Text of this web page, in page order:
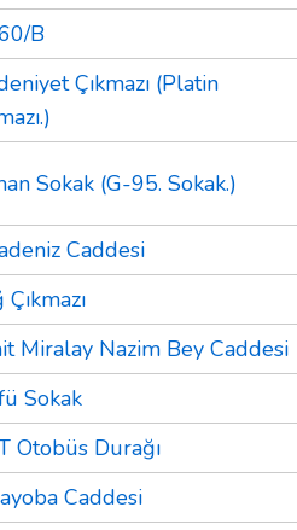
B
Çıkmazı (Platin
Sokak (G-95. Sokak.)
Caddesi
Çıkmazı
Miralay Nazim Bey Caddesi
Sokak
Otobüs Durağı
Caddesi